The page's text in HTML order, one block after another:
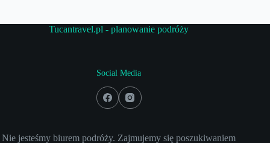
Tucantravel.pl - planowanie podróży
Social Media
Nie jesteśmy biurem podróży. Zajmujemy się poszukiwaniem